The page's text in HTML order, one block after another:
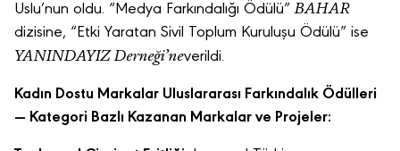
Uslu’nun oldu. “Medya Farkındalığı Ödülü”BAHAR
dizisine, “Etki Yaratan Sivil Toplum Kuruluşu Ödülü” ise
YANINDAYIZ Derneği’neverildi.
Kadın Dostu Markalar Uluslararası Farkındalık Ödülleri
— Kategori Bazlı Kazanan Markalar ve Projeler: